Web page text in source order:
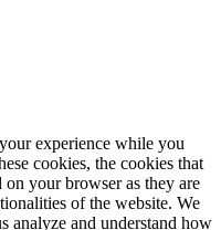
experience while you
cookies, the cookies that
on your browser as they are
of the website. We
analyze and understand how